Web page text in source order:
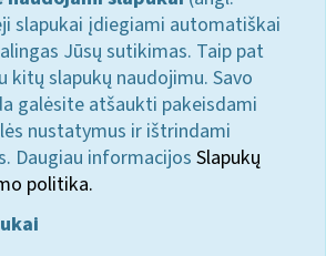
slapukai įdiegiami automatiškai
Jūsų sutikimas. Taip pat
kitų slapukų naudojimu. Savo
galėsite atšaukti pakeisdami
nustatymus ir ištrindami
Daugiau informacijos Slapukų
politika.